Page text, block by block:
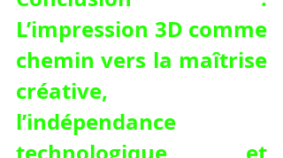
L’impression 3D comme
chemin vers la maîtrise
créative,
l’indépendance